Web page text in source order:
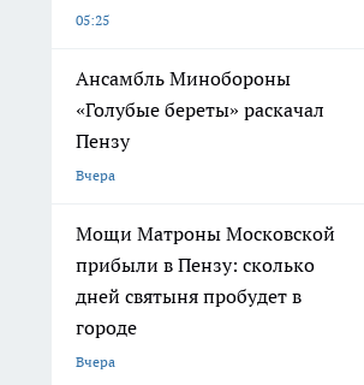
05:25
Ансамбль Минобороны
«Голубые береты» раскачал
Пензу
Вчера
Мощи Матроны Московской
прибыли в Пензу: сколько
дней святыня пробудет в
городе
Вчера